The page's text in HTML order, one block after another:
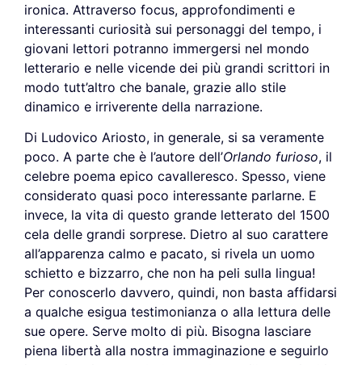
ironica. Attraverso focus, approfondimenti e
interessanti curiosità sui personaggi del tempo, i
giovani lettori potranno immergersi nel mondo
letterario e nelle vicende dei più grandi scrittori in
modo tutt’altro che banale, grazie allo stile
dinamico e irriverente della narrazione.
Di Ludovico Ariosto, in generale, si sa veramente
poco. A parte che è l’autore dell’Orlando furioso, il
celebre poema epico cavalleresco. Spesso, viene
considerato quasi poco interessante parlarne. E
invece, la vita di questo grande letterato del 1500
cela delle grandi sorprese. Dietro al suo carattere
all’apparenza calmo e pacato, si rivela un uomo
schietto e bizzarro, che non ha peli sulla lingua!
Per conoscerlo davvero, quindi, non basta affidarsi
a qualche esigua testimonianza o alla lettura delle
sue opere. Serve molto di più. Bisogna lasciare
piena libertà alla nostra immaginazione e seguirlo